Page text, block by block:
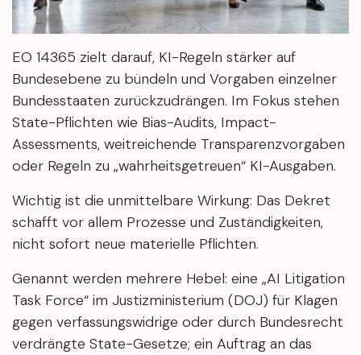
EO 14365 zielt darauf, KI-Regeln stärker auf
Bundesebene zu bündeln und Vorgaben einzelner
Bundesstaaten zurückzudrängen. Im Fokus stehen
State-Pflichten wie Bias-Audits, Impact-
Assessments, weitreichende Transparenzvorgaben
oder Regeln zu „wahrheitsgetreuen“ KI-Ausgaben.
Wichtig ist die unmittelbare Wirkung: Das Dekret
schafft vor allem Prozesse und Zuständigkeiten,
nicht sofort neue materielle Pflichten.
Genannt werden mehrere Hebel: eine „AI Litigation
Task Force“ im Justizministerium (DOJ) für Klagen
gegen verfassungswidrige oder durch Bundesrecht
verdrängte State-Gesetze; ein Auftrag an das